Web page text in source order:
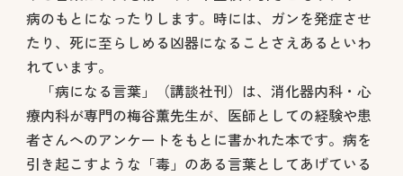
病のもとになったりします。時には、ガンを発症させ
たり、死に至らしめる凶器になることさえあるといわ
れています。
「病になる言葉」（講談社刊）は、消化器内科・心
療内科が専門の梅谷薫先生が、医師としての経験や患
者さんへのアンケートをもとに書かれた本です。病を
引き起こすような「毒」のある言葉としてあげている